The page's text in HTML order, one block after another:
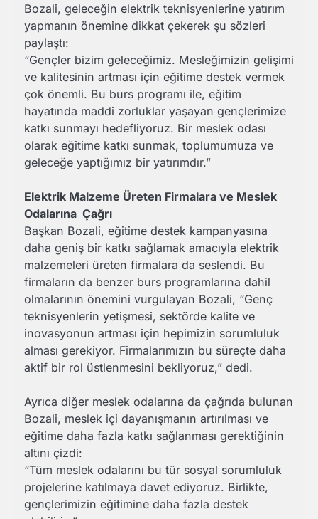
Bozali, geleceğin elektrik teknisyenlerine yatırım
yapmanın önemine dikkat çekerek şu sözleri
paylaştı:
“Gençler bizim geleceğimiz. Mesleğimizin gelişimi
ve kalitesinin artması için eğitime destek vermek
çok önemli. Bu burs programı ile, eğitim
hayatında maddi zorluklar yaşayan gençlerimize
katkı sunmayı hedefliyoruz. Bir meslek odası
olarak eğitime katkı sunmak, toplumumuza ve
geleceğe yaptığımız bir yatırımdır.”
Elektrik Malzeme Üreten Firmalara ve Meslek
Odalarına Çağrı
Başkan Bozali, eğitime destek kampanyasına
daha geniş bir katkı sağlamak amacıyla elektrik
malzemeleri üreten firmalara da seslendi. Bu
firmaların da benzer burs programlarına dahil
olmalarının önemini vurgulayan Bozali, “Genç
teknisyenlerin yetişmesi, sektörde kalite ve
inovasyonun artması için hepimizin sorumluluk
alması gerekiyor. Firmalarımızın bu süreçte daha
aktif bir rol üstlenmesini bekliyoruz,” dedi.
Ayrıca diğer meslek odalarına da çağrıda bulunan
Bozali, meslek içi dayanışmanın artırılması ve
eğitime daha fazla katkı sağlanması gerektiğinin
altını çizdi:
“Tüm meslek odalarını bu tür sosyal sorumluluk
projelerine katılmaya davet ediyoruz. Birlikte,
gençlerimizin eğitimine daha fazla destek